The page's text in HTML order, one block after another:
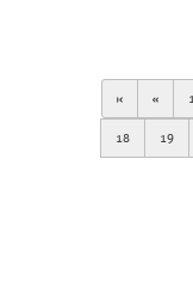
First
18 19